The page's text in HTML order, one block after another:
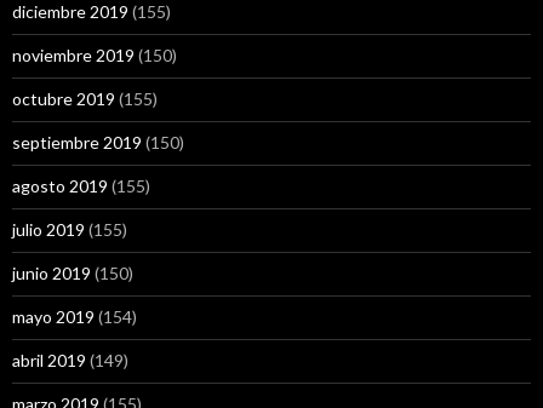
diciembre 2019 (155)
noviembre 2019 (150)
octubre 2019 (155)
septiembre 2019 (150)
agosto 2019 (155)
julio 2019 (155)
junio 2019 (150)
mayo 2019 (154)
abril 2019 (149)
marzo 2019 (155)